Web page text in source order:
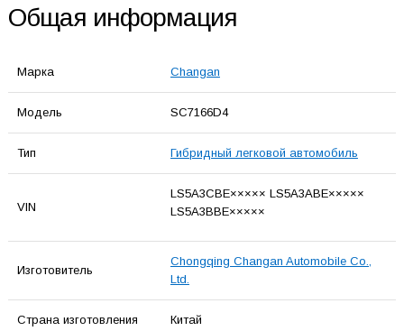
Общая информация
Марка Changan
Модель SC7166D4
Тип Гибридный легковой автомобиль
VIN
LS5A3CBE××××× LS5A3ABE×××××
LS5A3BBE×××××
Изготовитель
Chongqing Changan Automobile Co.,
Ltd.
Страна изготовления Китай